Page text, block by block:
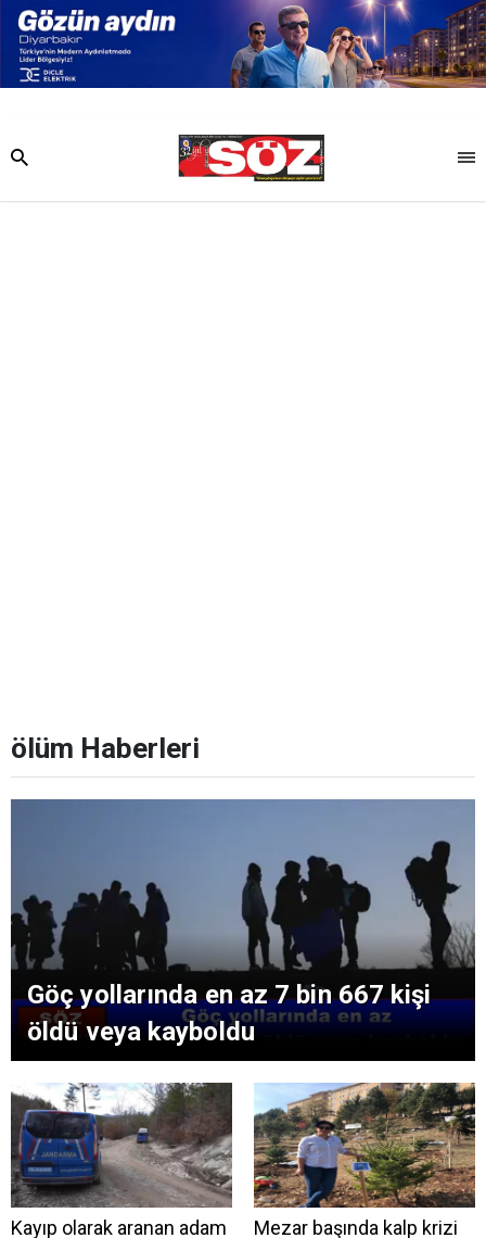
ölüm Haberleri
Göç yollarında en az 7 bin 667 kişi
öldü veya kayboldu
Kayıp olarak aranan adam
Mezar başında kalp krizi